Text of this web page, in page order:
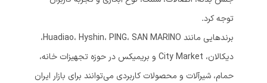
توجه کرد.
برندهایی مانند Huadiao، Hyshin، PING، SAN MARINO،
دیکالان، City Market و بریمیکس در حوزه تجهیزات خانه،
حمام، شیرآلات و محصولات کاربردی می‌توانند برای بازار ایران